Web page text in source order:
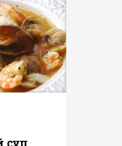
суп